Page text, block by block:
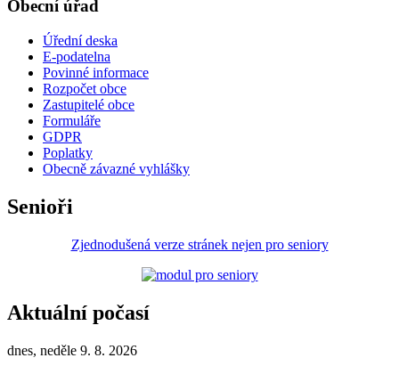
Obecní úřad
Úřední deska
E-podatelna
Povinné informace
Rozpočet obce
Zastupitelé obce
Formuláře
GDPR
Poplatky
Obecně závazné vyhlášky
Senioři
Zjednodušená verze stránek nejen pro seniory
Aktuální počasí
dnes, neděle 9. 8. 2026